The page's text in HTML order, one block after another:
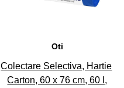
Oti
Colectare Selectiva, Hartie
Carton, 60 x 76 cm, 60 l,